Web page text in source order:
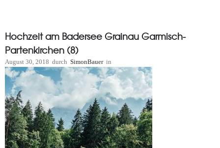
Hochzeit am Badersee Grainau Garmisch-
Partenkirchen (8)
August 30, 2018 durch SimonBauer in